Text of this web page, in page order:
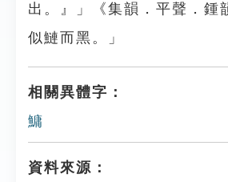
出。』」《集韻．平聲．鍾
似鰱而黑。」
相關異體字：
鱅
資料來源：